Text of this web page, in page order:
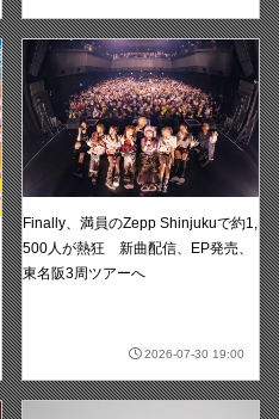
Finally、満員のZepp Shinjukuで約1,
500人が熱狂 新曲配信、EP発売、
東名阪3周ツアーへ
2026-07-30 19:00